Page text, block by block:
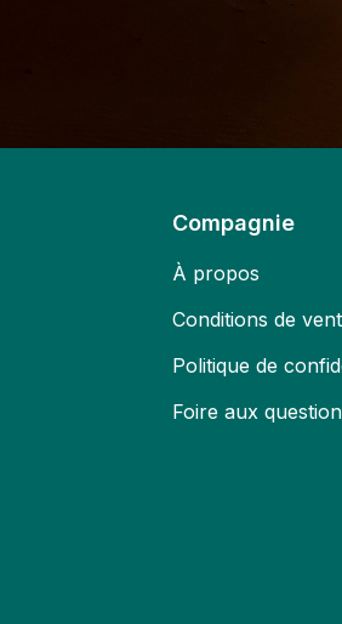
Compagnie
À propos
Conditions de
Politique de
Foire aux